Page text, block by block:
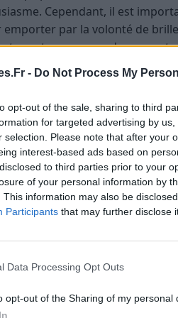
- Do Not Process My
opt-out of the sale, sharing to third
for targeted advertising by
selection. Please note that after your
interest-based ads based on
to third parties prior to your
of your personal information by
This information may also be
Participants that may further disclose
Data Processing Opt Outs
opt-out of the Sharing of my personal
Cependant, il est
par la volonté de
entourage, car des
se présenter. Laissez votre
preuve de discernement
de l’ordre dans votre
de vous laisser envahir
ajustements subtils qui
votre intuition.
centre de vos
dans vos relations ou